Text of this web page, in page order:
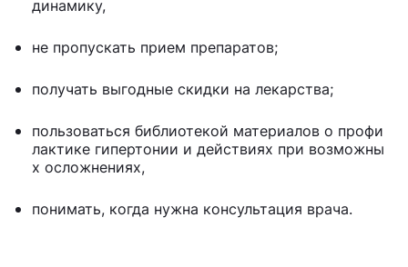
динамику,
не пропускать прием препаратов;
получать выгодные скидки на лекарства;
пользоваться библиотекой материалов о профи
лактике гипертонии и действиях при возможны
х осложнениях,
понимать, когда нужна консультация врача.